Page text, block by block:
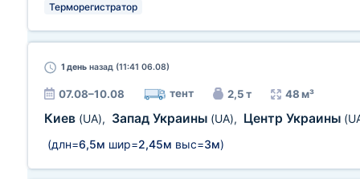
Терморегистратор
1 день назад (11:41 06.08)
07.08–10.08 тент 2,5 т 48 м³
Киев (UA), Запад Украины (UA), Центр Украины
(длн=6,5м шир=2,45м выс=3м)